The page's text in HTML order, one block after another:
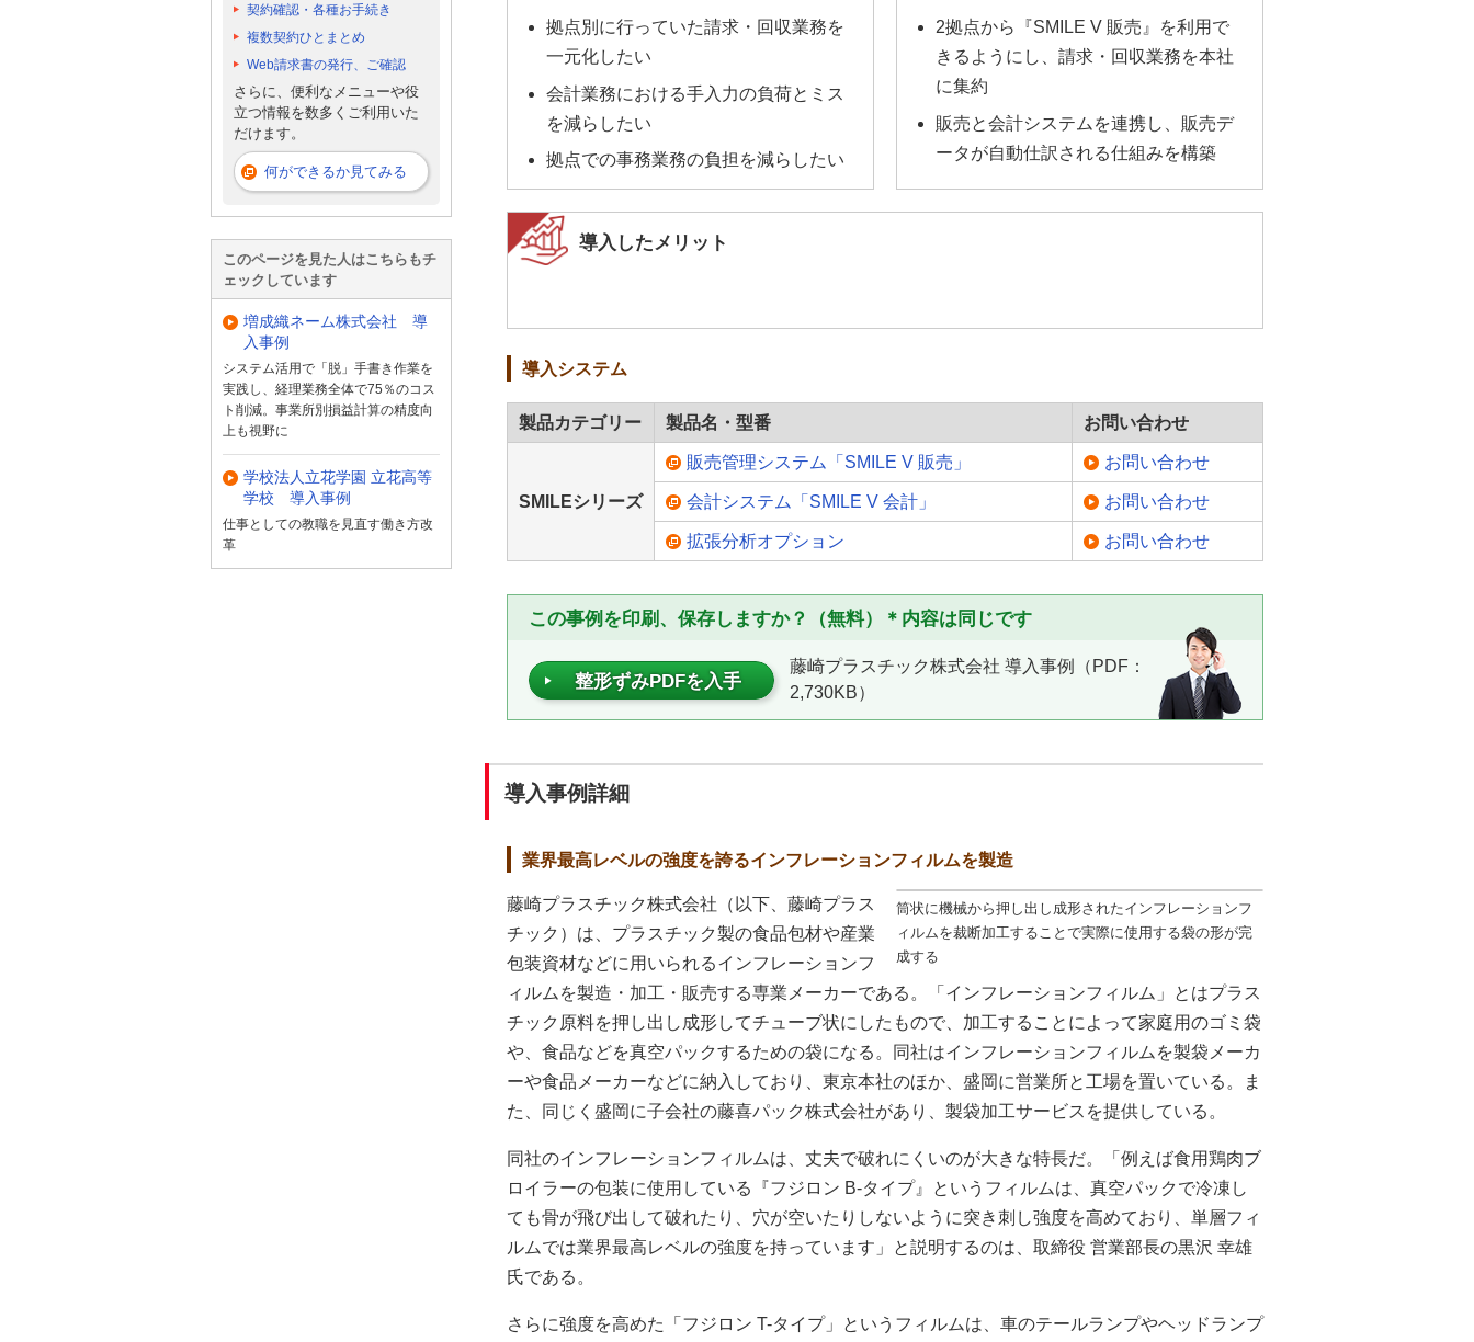
拠点別に行っていた請求・回収業務を
一元化したい
会計業務における手入力の負荷とミス
を減らしたい
拠点での事務業務の負担を減らしたい
2拠点から『SMILE V 販売』を利用で
きるようにし、請求・回収業務を本社
に集約
販売と会計システムを連携し、販売デ
ータが自動仕訳される仕組みを構築
導入したメリット
導入システム
製品カテゴリー 製品名・型番 お問い合わせ
SMILEシリーズ
販売管理システム「SMILE V 販売」 お問い合わせ
会計システム「SMILE V 会計」 お問い合わせ
拡張分析オプション お問い合わせ
この事例を印刷、保存しますか？（無料）＊内容は同じです
整形ずみPDFを入手
藤崎プラスチック株式会社 導入事例（PDF：
2,730KB）
導入事例詳細
業界最高レベルの強度を誇るインフレーションフィルムを製造
筒状に機械から押し出し成形されたインフレーションフ
ィルムを裁断加工することで実際に使用する袋の形が完
成する
藤崎プラスチック株式会社（以下、藤崎プラス
チック）は、プラスチック製の食品包材や産業
包装資材などに用いられるインフレーションフ
ィルムを製造・加工・販売する専業メーカーである。「インフレーションフィルム」とはプラス
チック原料を押し出し成形してチューブ状にしたもので、加工することによって家庭用のゴミ袋
や、食品などを真空パックするための袋になる。同社はインフレーションフィルムを製袋メーカ
ーや食品メーカーなどに納入しており、東京本社のほか、盛岡に営業所と工場を置いている。ま
た、同じく盛岡に子会社の藤喜パック株式会社があり、製袋加工サービスを提供している。
同社のインフレーションフィルムは、丈夫で破れにくいのが大きな特長だ。「例えば食用鶏肉ブ
ロイラーの包装に使用している『フジロン B-タイプ』というフィルムは、真空パックで冷凍し
ても骨が飛び出して破れたり、穴が空いたりしないように突き刺し強度を高めており、単層フィ
ルムでは業界最高レベルの強度を持っています」と説明するのは、取締役 営業部長の黒沢 幸雄
氏である。
さらに強度を高めた「フジロン T-タイプ」というフィルムは、車のテールランプやヘッドランプ
契約確認・各種お手続き
複数契約ひとまとめ
Web請求書の発行、ご確認
さらに、便利なメニューや役
立つ情報を数多くご利用いた
だけます。
何ができるか見てみる
このページを見た人はこちらもチ
ェックしています
増成織ネーム株式会社 導
入事例
システム活用で「脱」手書き作業を
実践し、経理業務全体で75％のコス
ト削減。事業所別損益計算の精度向
上も視野に
学校法人立花学園 立花高等
学校 導入事例
仕事としての教職を見直す働き方改
革